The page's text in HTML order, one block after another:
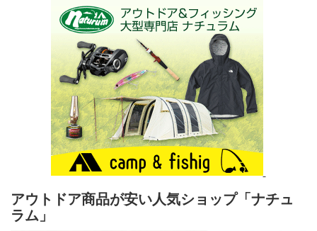
アウトドア商品が安い人気ショップ「ナチュ
ラム」